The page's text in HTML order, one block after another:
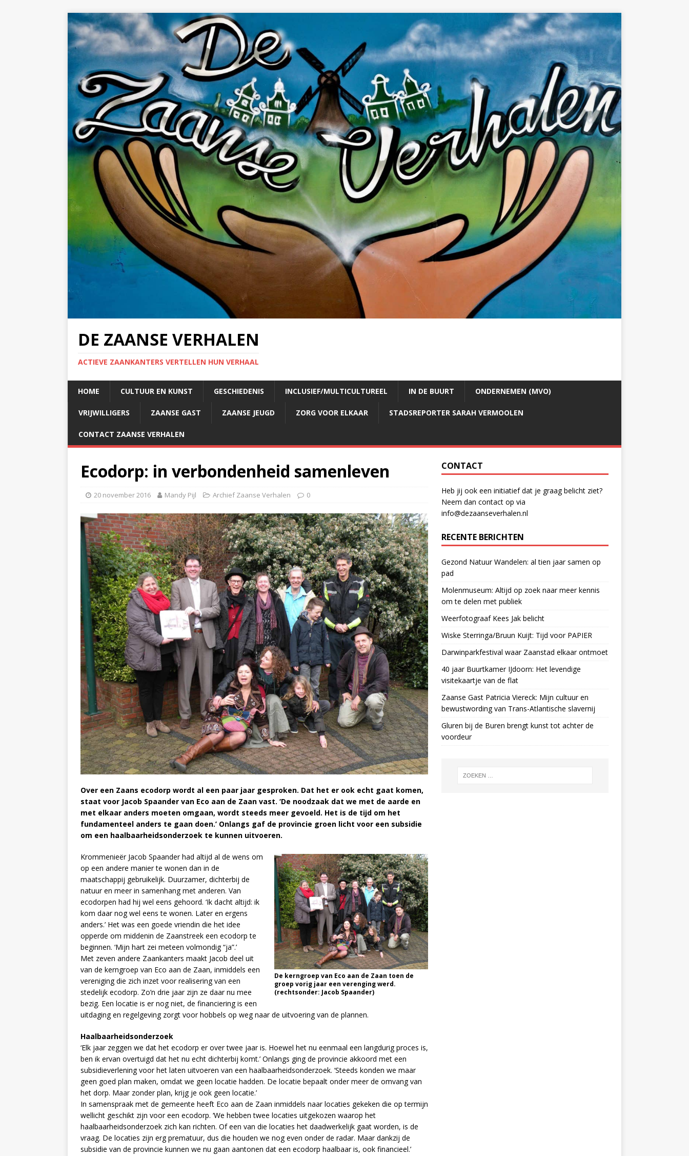
DE ZAANSE VERHALEN
ACTIEVE ZAANKANTERS VERTELLEN HUN VERHAAL
HOME CULTUUR EN KUNST GESCHIEDENIS INCLUSIEF/MULTICULTUREEL IN DE BUURT ONDERNEMEN (MVO)
VRIJWILLIGERS ZAANSE GAST ZAANSE JEUGD ZORG VOOR ELKAAR STADSREPORTER SARAH VERMOOLEN
CONTACT ZAANSE VERHALEN
Ecodorp: in verbondenheid samenleven
20 november 2016 Mandy Pijl Archief Zaanse Verhalen 0
Over een Zaans ecodorp wordt al een paar jaar gesproken. Dat het er ook echt gaat komen,
staat voor Jacob Spaander van Eco aan de Zaan vast. ‘De noodzaak dat we met de aarde en
met elkaar anders moeten omgaan, wordt steeds meer gevoeld. Het is de tijd om het
fundamenteel anders te gaan doen.’ Onlangs gaf de provincie groen licht voor een subsidie
om een haalbaarheidsonderzoek te kunnen uitvoeren.
De kerngroep van Eco aan de Zaan toen de
groep vorig jaar een verenging werd.
(rechtsonder: Jacob Spaander)
Krommenieër Jacob Spaander had altijd al de wens om
op een andere manier te wonen dan in de
maatschappij gebruikelijk. Duurzamer, dichterbij de
natuur en meer in samenhang met anderen. Van
ecodorpen had hij wel eens gehoord. ‘Ik dacht altijd: ik
kom daar nog wel eens te wonen. Later en ergens
anders.’ Het was een goede vriendin die het idee
opperde om middenin de Zaanstreek een ecodorp te
beginnen. ‘Mijn hart zei meteen volmondig “ja”.’
Met zeven andere Zaankanters maakt Jacob deel uit
van de kerngroep van Eco aan de Zaan, inmiddels een
vereniging die zich inzet voor realisering van een
stedelijk ecodorp. Zo’n drie jaar zijn ze daar nu mee
bezig. Een locatie is er nog niet, de financiering is een
uitdaging en regelgeving zorgt voor hobbels op weg naar de uitvoering van de plannen.
Haalbaarheidsonderzoek
‘Elk jaar zeggen we dat het ecodorp er over twee jaar is. Hoewel het nu eenmaal een langdurig proces is,
ben ik ervan overtuigd dat het nu echt dichterbij komt.’ Onlangs ging de provincie akkoord met een
subsidieverlening voor het laten uitvoeren van een haalbaarheidsonderzoek. ‘Steeds konden we maar
geen goed plan maken, omdat we geen locatie hadden. De locatie bepaalt onder meer de omvang van
het dorp. Maar zonder plan, krijg je ook geen locatie.’
In samenspraak met de gemeente heeft Eco aan de Zaan inmiddels naar locaties gekeken die op termijn
wellicht geschikt zijn voor een ecodorp. ‘We hebben twee locaties uitgekozen waarop het
haalbaarheidsonderzoek zich kan richten. Of een van die locaties het daadwerkelijk gaat worden, is de
vraag. De locaties zijn erg prematuur, dus die houden we nog even onder de radar. Maar dankzij de
subsidie van de provincie kunnen we nu gaan aantonen dat een ecodorp haalbaar is, ook financieel.’
CONTACT
Heb jij ook een initiatief dat je graag belicht ziet?
Neem dan contact op via
info@dezaanseverhalen.nl
RECENTE BERICHTEN
Gezond Natuur Wandelen: al tien jaar samen op
pad
Molenmuseum: Altijd op zoek naar meer kennis
om te delen met publiek
Weerfotograaf Kees Jak belicht
Wiske Sterringa/Bruun Kuijt: Tijd voor PAPIER
Darwinparkfestival waar Zaanstad elkaar ontmoet
40 jaar Buurtkamer IJdoorn: Het levendige
visitekaartje van de flat
Zaanse Gast Patricia Viereck: Mijn cultuur en
bewustwording van Trans-Atlantische slavernij
Gluren bij de Buren brengt kunst tot achter de
voordeur